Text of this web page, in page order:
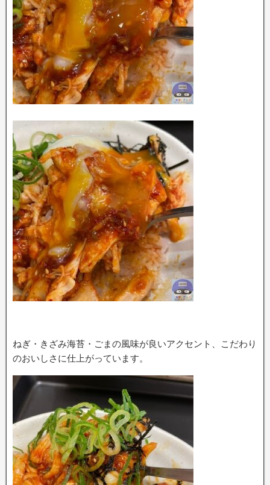
ねぎ・きざみ海苔・ごまの風味が良いアクセント、こだわり
のおいしさに仕上がっています。